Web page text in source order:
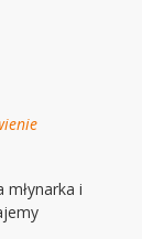
młynarka i